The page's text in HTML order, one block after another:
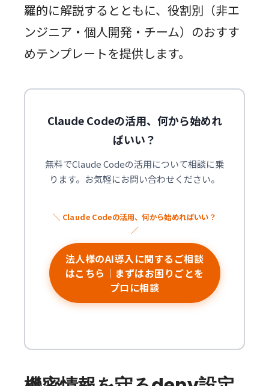
羅的に解説するとともに、役割別（非エ
ンジニア・個人開発・チーム）のおすす
めテンプレートを提供します。
Claude Codeの活用、何から始めれ
ばいい？
無料でClaude Codeの活用について相談に乗
ります。お気軽にお問い合わせください。
法人様のAI導入に関するご相談
はこちら｜まずはお困りごとを
プロに相談